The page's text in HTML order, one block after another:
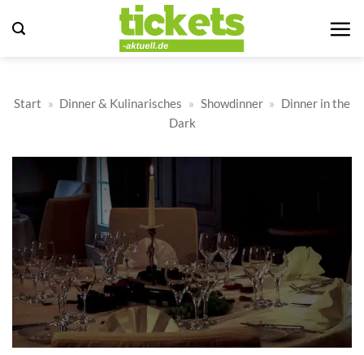
Inhalt
Start » Dinner & Kulinarisches » Showdinner » Dinner in the
Dark